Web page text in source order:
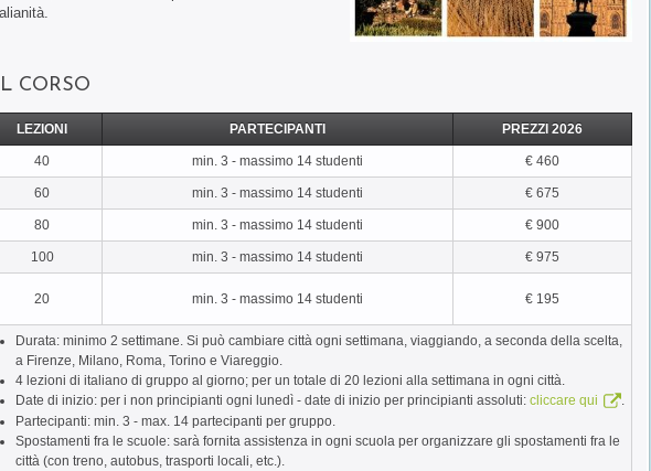
CORSO
LEZIONI PARTECIPANTI PREZZI 2026
40 min. 3 - massimo 14 studenti € 460
60 min. 3 - massimo 14 studenti € 675
80 min. 3 - massimo 14 studenti € 900
100 min. 3 - massimo 14 studenti € 975
20 min. 3 - massimo 14 studenti € 195
Durata: minimo 2 settimane. Si può cambiare città ogni settimana, viaggiando, a seconda della scelta,
a Firenze, Milano, Roma, Torino e Viareggio.
4 lezioni di italiano di gruppo al giorno; per un totale di 20 lezioni alla settimana in ogni città.
Date di inizio: per i non principianti ogni lunedì - date di inizio per principianti assoluti: cliccare qui
.
Partecipanti: min. 3 - max. 14 partecipanti per gruppo.
Spostamenti fra le scuole: sarà fornita assistenza in ogni scuola per organizzare gli spostamenti fra le
città (con treno, autobus, trasporti locali, etc.).